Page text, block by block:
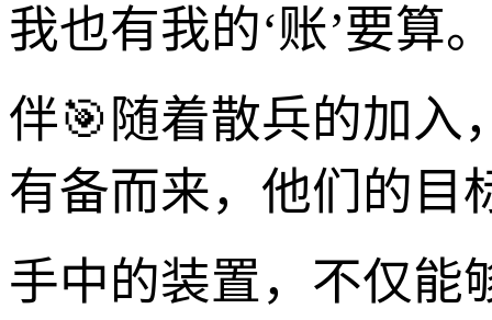
我也有我的‘账’要算
伴🎯随着散兵的加入
有备而来，他们的目
手中的装置，不仅能